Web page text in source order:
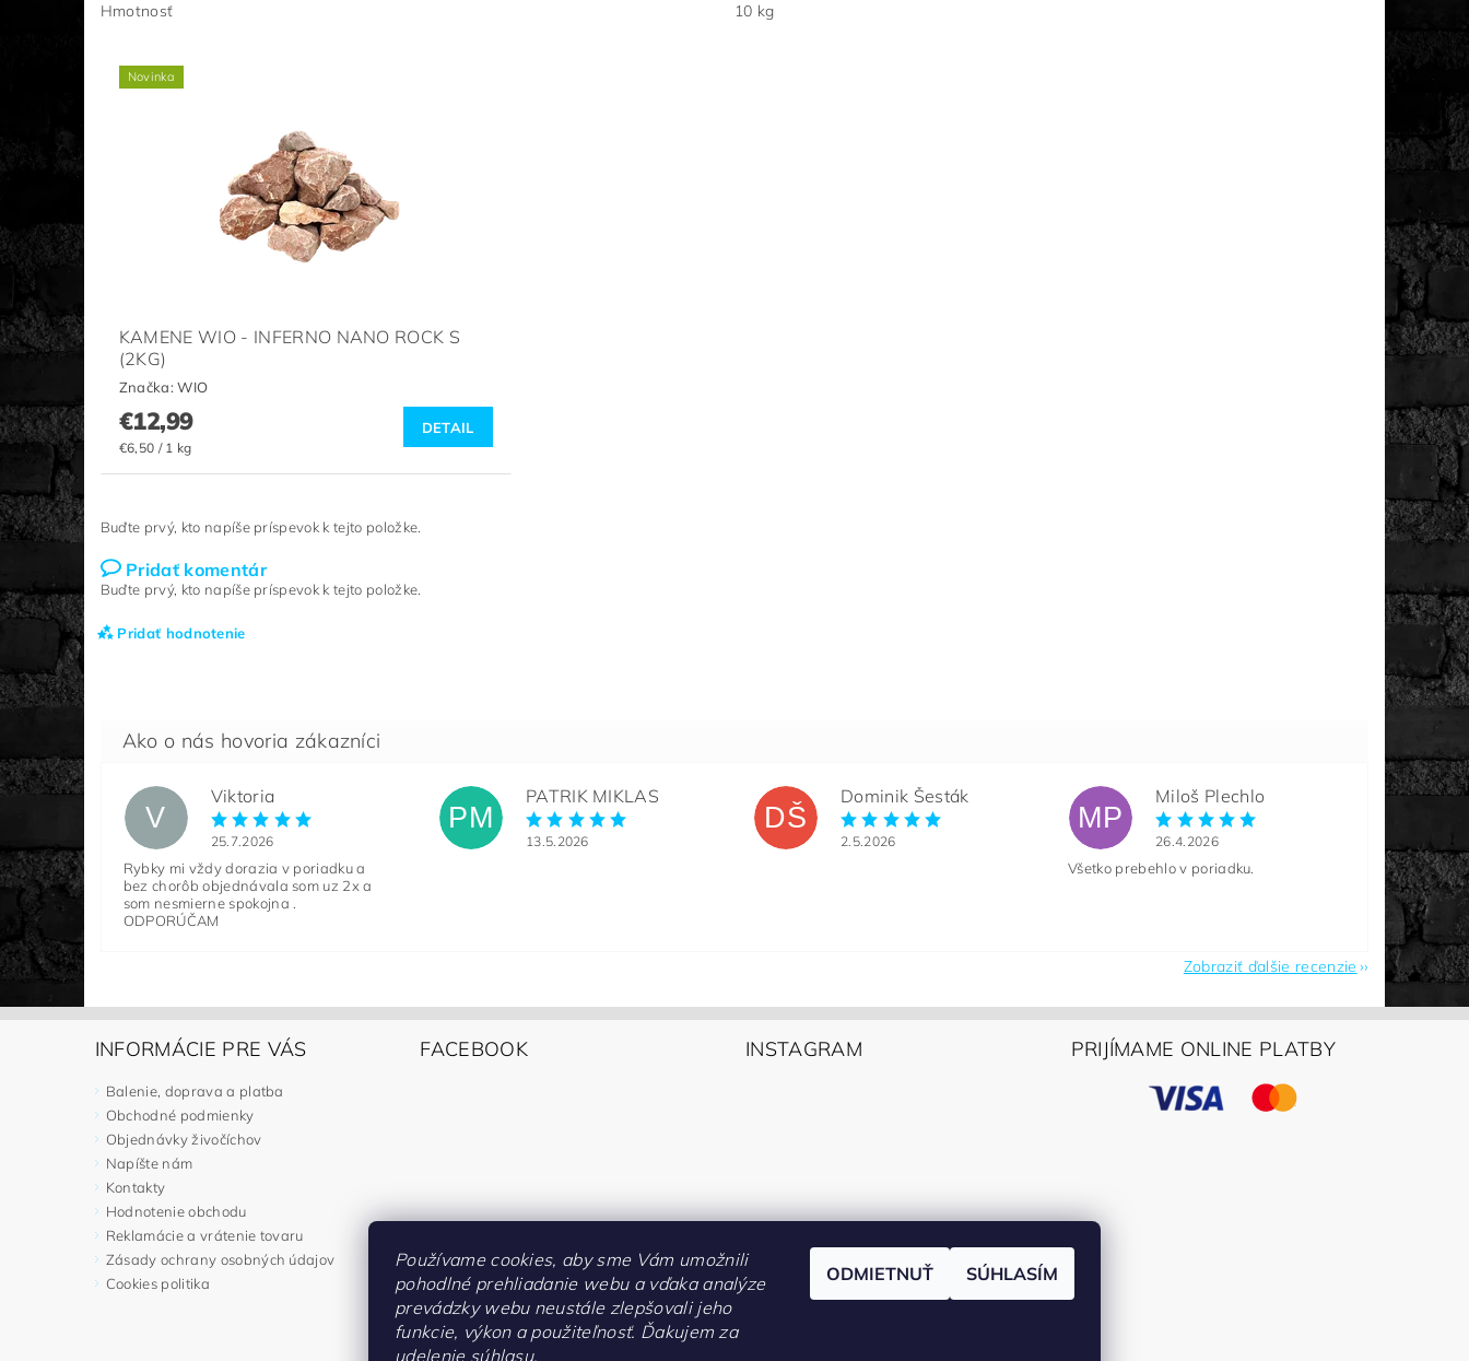
Hmotnosť 10 kg
Novinka
KAMENE WIO - INFERNO NANO ROCK S
(2KG)
Značka:WIO
€12,99
€6,50 / 1 kg
DETAIL
Buďte prvý, kto napíše príspevok k tejto položke.
Pridať komentár
Buďte prvý, kto napíše príspevok k tejto položke.
Pridať hodnotenie
V
Viktoria
25.7.2026
Rybky mi vždy dorazia v poriadku a
bez chorôb objednávala som uz 2x a
som nesmierne spokojna .
ODPORÚČAM
PM
PATRIK MIKLAS
13.5.2026
DŠ
Dominik Šesták
2.5.2026
MP
Miloš Plechlo
26.4.2026
Všetko prebehlo v poriadku.
Zobraziť ďalšie recenzie
INFORMÁCIE PRE VÁS
Balenie, doprava a platba
Obchodné podmienky
Objednávky živočíchov
Napíšte nám
Kontakty
Hodnotenie obchodu
Reklamácie a vrátenie tovaru
Zásady ochrany osobných údajov
Cookies politika
FACEBOOK INSTAGRAM PRIJÍMAME ONLINE PLATBY
Kontakty
Používame cookies, aby sme Vám umožnili
pohodlné prehliadanie webu a vďaka analýze
prevádzky webu neustále zlepšovali jeho
funkcie, výkon a použiteľnosť. Ďakujem za
udelenie súhlasu.
ODMIETNUŤ SÚHLASÍM